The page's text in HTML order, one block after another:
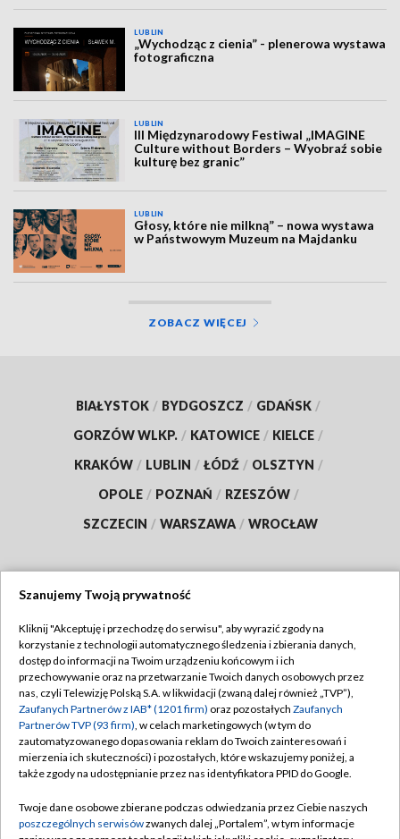
LUBLIN
„Wychodząc z cienia” - plenerowa wystawa
fotograficzna
LUBLIN
III Międzynarodowy Festiwal „IMAGINE
Culture without Borders – Wyobraź sobie
kulturę bez granic”
LUBLIN
Głosy, które nie milkną” – nowa wystawa
w Państwowym Muzeum na Majdanku
ZOBACZ WIĘCEJ
BIAŁYSTOK / BYDGOSZCZ / GDAŃSK /
GORZÓW WLKP. / KATOWICE / KIELCE /
KRAKÓW / LUBLIN / ŁÓDŹ / OLSZTYN /
OPOLE / POZNAŃ / RZESZÓW /
SZCZECIN / WARSZAWA / WROCŁAW
TVP
Abonament TVP
Emisja w TVP
Centrum informacji TVP
Naziemna Telewizja Cyfrowa
Rada Programowa
Regulamin TVP
Polityka prywatności
Moje zgody
Pomoc
Kontakt
Szanujemy Twoją prywatność
Kliknij "Akceptuję i przechodzę do serwisu", aby wyrazić zgody na
korzystanie z technologii automatycznego śledzenia i zbierania danych,
dostęp do informacji na Twoim urządzeniu końcowym i ich
przechowywanie oraz na przetwarzanie Twoich danych osobowych przez
nas, czyli Telewizję Polską S.A. w likwidacji (zwaną dalej również „TVP”),
Zaufanych Partnerów z IAB* (1201 firm) oraz pozostałych Zaufanych
Partnerów TVP (93 firm), w celach marketingowych (w tym do
zautomatyzowanego dopasowania reklam do Twoich zainteresowań i
mierzenia ich skuteczności) i pozostałych, które wskazujemy poniżej, a
także zgody na udostępnianie przez nas identyfikatora PPID do Google.
Twoje dane osobowe zbierane podczas odwiedzania przez Ciebie naszych
poszczególnych serwisówzwanych dalej „Portalem”, w tym informacje